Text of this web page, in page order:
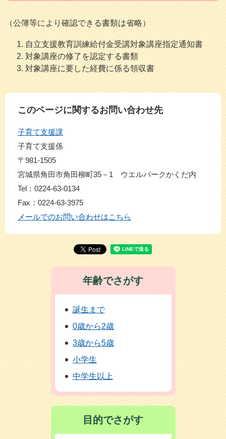
（公簿等により確認できる書類は省略）
自立支援教育訓練給付金受講対象講座指定通知書
対象講座の修了を認定する書類
対象講座に要した経費に係る領収書
このページに関するお問い合わせ先
子育て支援課
子育て支援係
〒981-1505
宮城県角田市角田柳町35－1 ウエルパークかくだ内
Tel：0224-63-0134
Fax：0224-63-3975
メールでのお問い合わせはこちら
年齢でさがす
誕生まで
0歳から2歳
3歳から5歳
小学生
中学生以上
目的でさがす